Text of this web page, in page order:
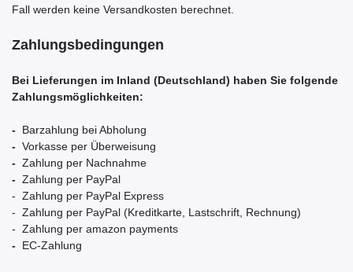
Fall werden keine Versandkosten berechnet.
Zahlungsbedingungen
Bei Lieferungen im Inland (Deutschland) haben Sie folgende
Zahlungsmöglichkeiten:
- Barzahlung bei Abholung
- Vorkasse per Überweisung
- Zahlung per Nachnahme
- Zahlung per PayPal
- Zahlung per PayPal Express
- Zahlung per PayPal (Kreditkarte, Lastschrift, Rechnung)
- Zahlung per amazon payments
- EC-Zahlung